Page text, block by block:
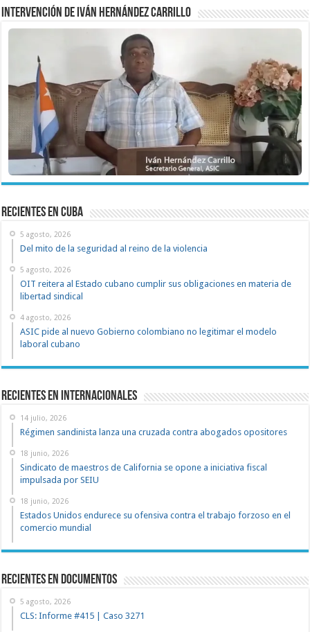
Intervención de Iván Hernández Carrillo
recientes en cuba
5 agosto, 2026
Del mito de la seguridad al reino de la violencia
5 agosto, 2026
OIT reitera al Estado cubano cumplir sus obligaciones en materia de
libertad sindical
4 agosto, 2026
ASIC pide al nuevo Gobierno colombiano no legitimar el modelo
laboral cubano
Recientes en Internacionales
14 julio, 2026
Régimen sandinista lanza una cruzada contra abogados opositores
18 junio, 2026
Sindicato de maestros de California se opone a iniciativa fiscal
impulsada por SEIU
18 junio, 2026
Estados Unidos endurece su ofensiva contra el trabajo forzoso en el
comercio mundial
recientes en documentos
5 agosto, 2026
CLS: Informe #415 | Caso 3271